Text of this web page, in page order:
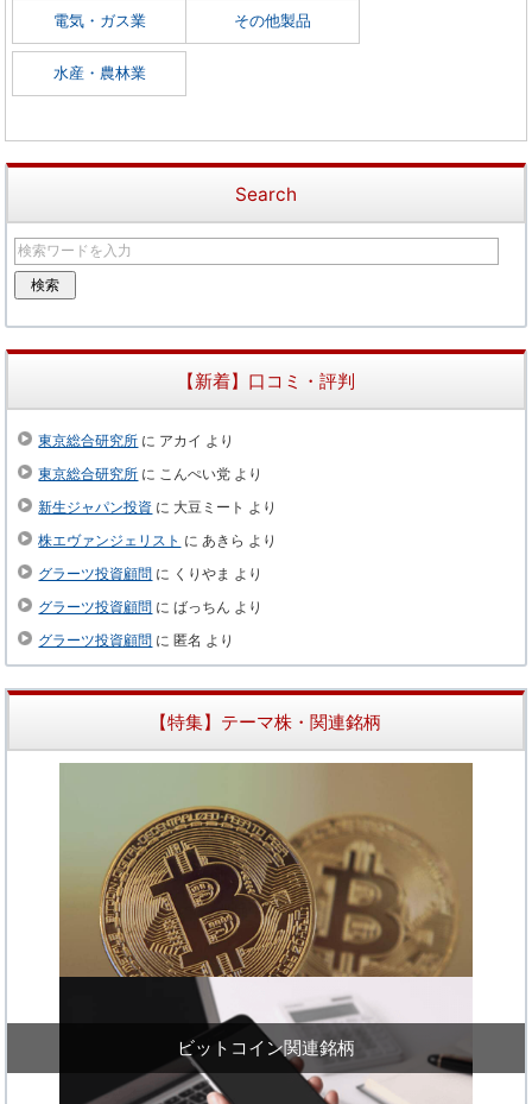
電気・ガス業 その他製品
水産・農林業
Search
【新着】口コミ・評判
東京総合研究所 に アカイ より
東京総合研究所 に こんぺい党 より
新生ジャパン投資 に 大豆ミート より
株エヴァンジェリスト に あきら より
グラーツ投資顧問 に くりやま より
グラーツ投資顧問 にばっちん より
グラーツ投資顧問 に匿名 より
【特集】テーマ株・関連銘柄
ビットコイン関連銘柄